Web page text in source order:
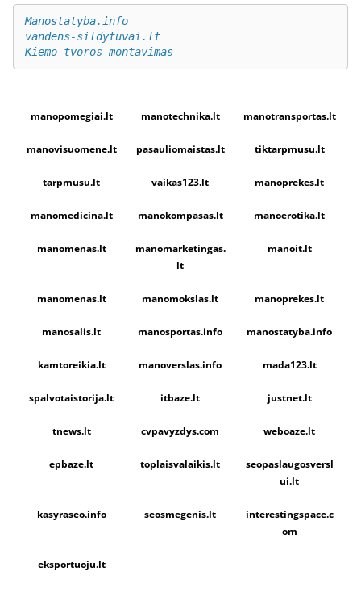
Manostatyba.info
vandens-sildytuvai.lt
Kiemo tvoros montavimas
manopomegiai.lt manotechnika.lt manotransportas.lt
manovisuomene.lt pasauliomaistas.lt tiktarpmusu.lt
tarpmusu.lt vaikas123.lt manoprekes.lt
manomedicina.lt manokompasas.lt manoerotika.lt
manomenas.lt
manomarketingas.
lt
manoit.lt
manomenas.lt manomokslas.lt manoprekes.lt
manosalis.lt manosportas.info manostatyba.info
kamtoreikia.lt manoverslas.info mada123.lt
spalvotaistorija.lt itbaze.lt justnet.lt
tnews.lt cvpavyzdys.com weboaze.lt
epbaze.lt toplaisvalaikis.lt
seopaslaugosversl
ui.lt
kasyraseo.info seosmegenis.lt
interestingspace.c
om
eksportuoju.lt